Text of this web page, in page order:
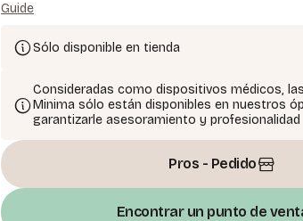
Guide
Sólo disponible en tienda
Consideradas como dispositivos médicos,
Minima sólo están disponibles en nuestros
garantizarle asesoramiento y profesionalidad
Pros - Pedido
Encontrar un punto de